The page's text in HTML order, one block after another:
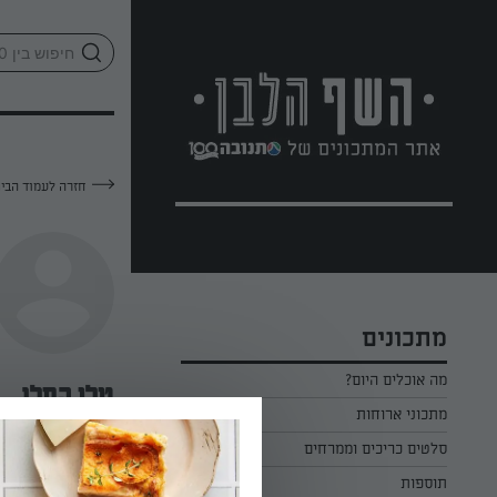
מתכונים
מה אוכלים היום?
מתכוני ארוחות
ארוחת בוקר
ארוחת צהריים
סלטים כריכים וממרחים
כל הסלטים כריכים וממרחים
תוספות
חזרה לעמוד
טלי קפלן
—